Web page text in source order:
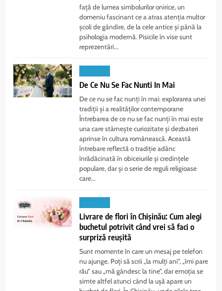
față de lumea simbolurilor onirice, un
domeniu fascinant ce a atras atenția multor
școli de gândire, de la cele antice și până la
psihologia modernă. Pisicile în vise sunt
reprezentări...
De Ce Nu Se Fac Nunti In Mai
De ce nu se fac nunți în mai: explorarea unei
tradiții și a realităților contemporane
Întrebarea de ce nu se fac nunți în mai este
una care stârnește curiozitate și dezbateri
aprinse în cultura românească. Această
întrebare reflectă o tradiție adânc
înrădăcinată în obiceiurile și credințele
populare, dar și o serie de reguli religioase
care...
Livrare de flori în Chișinău: Cum alegi
buchetul potrivit când vrei să faci o
surpriză reușită
Sunt momente în care un mesaj pe telefon
nu ajunge. Poți să scrii „la mulți ani”, „îmi pare
rău” sau „mă gândesc la tine”, dar emoția se
simte altfel atunci când la ușă apare un